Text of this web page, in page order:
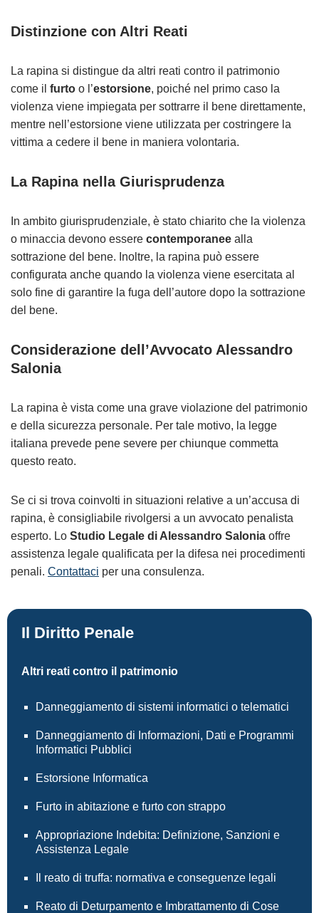
Distinzione con Altri Reati
La rapina si distingue da altri reati contro il patrimonio
come il furto o l’estorsione, poiché nel primo caso la
violenza viene impiegata per sottrarre il bene direttamente,
mentre nell’estorsione viene utilizzata per costringere la
vittima a cedere il bene in maniera volontaria.
La Rapina nella Giurisprudenza
In ambito giurisprudenziale, è stato chiarito che la violenza
o minaccia devono essere contemporanee alla
sottrazione del bene. Inoltre, la rapina può essere
configurata anche quando la violenza viene esercitata al
solo fine di garantire la fuga dell’autore dopo la sottrazione
del bene.
Considerazione dell’Avvocato Alessandro
Salonia
La rapina è vista come una grave violazione del patrimonio
e della sicurezza personale. Per tale motivo, la legge
italiana prevede pene severe per chiunque commetta
questo reato.
Se ci si trova coinvolti in situazioni relative a un’accusa di
rapina, è consigliabile rivolgersi a un avvocato penalista
esperto. Lo Studio Legale di Alessandro Salonia offre
assistenza legale qualificata per la difesa nei procedimenti
penali. Contattaci per una consulenza.
Il Diritto Penale
Altri reati contro il patrimonio
Danneggiamento di sistemi informatici o telematici
Danneggiamento di Informazioni, Dati e Programmi
Informatici Pubblici
Estorsione Informatica
Furto in abitazione e furto con strappo
Appropriazione Indebita: Definizione, Sanzioni e
Assistenza Legale
Il reato di truffa: normativa e conseguenze legali
Reato di Deturpamento e Imbrattamento di Cose